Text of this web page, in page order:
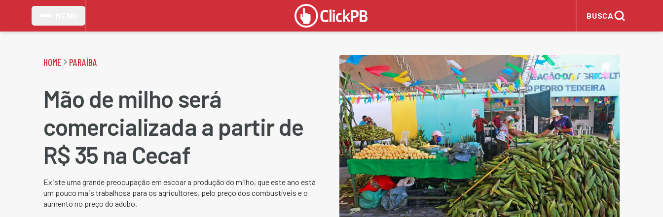
BUSCA
HOME PARAÍBA
Mão de milho será
comercializada a partir de
R$ 35 na Cecaf
Existe uma grande preocupação em escoar a produção do milho, que este ano está
um pouco mais trabalhosa para os agricultores, pelo preço dos combustíveis e o
aumento no preço do adubo.